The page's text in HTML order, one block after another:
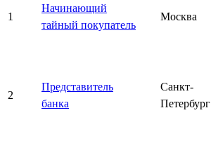
1
Начинающий
тайный покупатель
Москва
2
Представитель
банка
Санкт-
Петербург